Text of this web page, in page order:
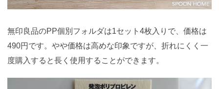
無印良品のPP個別フォルダは1セット4枚入りで、価格は
490円です。やや価格は高めな印象ですが、折れにくく一
度購入すると長く使用することができます。